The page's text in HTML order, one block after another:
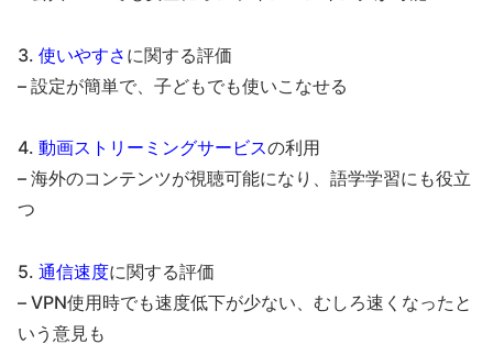
3. 使いやすさ に関する評価
– 設定が簡単で、子どもでも使いこなせる
4. 動画ストリーミングサービスの利用
– 海外のコンテンツが視聴可能になり、語学学習にも役立
つ
5. 通信速度に関する評価
– VPN使用時でも速度低下が少ない、むしろ速くなったと
いう意見も